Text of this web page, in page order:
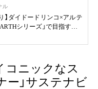
ル
】ダイドードリンコ×アルテ
シリーズ」で目指す未
コニックなス
ー」サステナビ